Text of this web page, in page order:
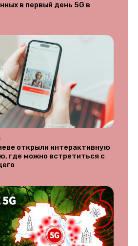
в первый день 5G в
открыли интерактивную
где можно встретиться с